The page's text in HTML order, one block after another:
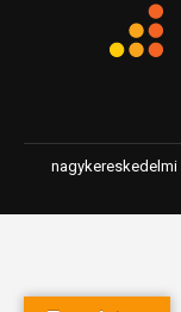
nagykereskedelmi